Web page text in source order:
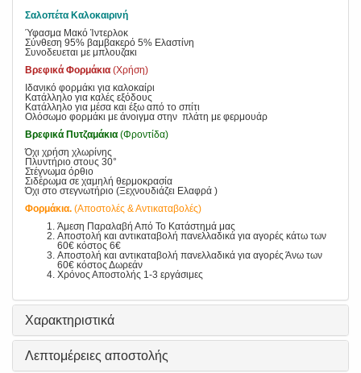
Σαλοπέτα Καλοκαιρινή
Ύφασμα Μακό Ίντερλοκ
Σύνθεση 95% βαμβακερό 5% Ελαστίνη
Συνοδευεται με μπλουζακι
Βρεφικά Φορμάκια (Χρήση)
Ιδανικό φορμάκι για καλοκαίρι
Κατάλληλο για καλές εξόδους
Κατάλληλο για μέσα και έξω από το σπίτι
Ολόσωμο φορμάκι με άνοιγμα στην πλάτη με φερμουάρ
Βρεφικά Πυτζαμάκια (Φροντίδα)
Όχι χρήση χλωρίνης
Πλυντήριο στους 30°
Στέγνωμα όρθιο
Σιδέρωμα σε χαμηλή θερμοκρασία
Όχι στο στεγνωτήριο (Ξεχνουδιάζει Ελαφρά )
Φορμάκια. (Αποστολές & Αντικαταβολές)
Άμεση Παραλαβή Από Το Κατάστημά μας
Αποστολή και αντικαταβολή πανελλαδικά για αγορές κάτω των
60€ κόστος 6€
Αποστολή και αντικαταβολή πανελλαδικά για αγορές Άνω των
60€ κόστος Δωρεάν
Χρόνος Αποστολής 1-3 εργάσιμες
Χαρακτηριστικά
Λεπτομέρειες αποστολής